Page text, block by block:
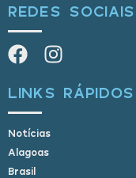
REDES SOCIAIS
LINKS RÁPIDOS
Notícias
Alagoas
Brasil